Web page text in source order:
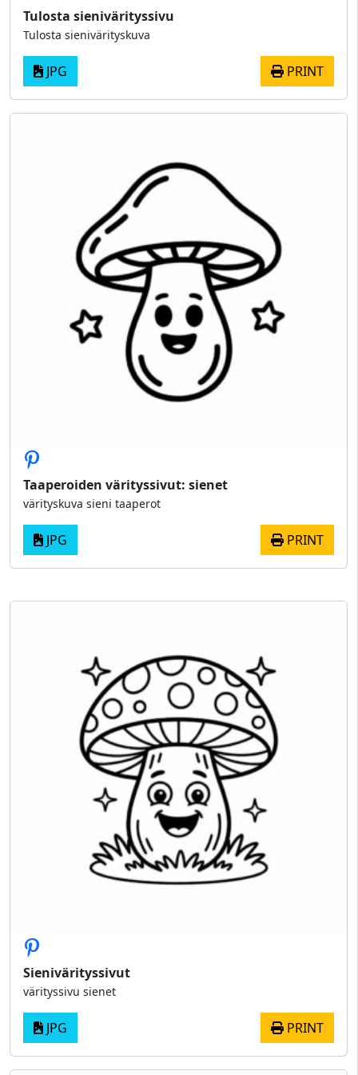
Tulosta sienivärityssivu
Tulosta sienivärityskuva
JPG PRINT
Taaperoiden värityssivut: sienet
värityskuva sieni taaperot
JPG PRINT
Sienivärityssivut
värityssivu sienet
JPG PRINT